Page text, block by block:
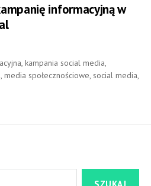
informacyjną w
, kampania social media,
, media społecznościowe, social media,